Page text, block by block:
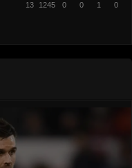
13 1245 0 0 1 0